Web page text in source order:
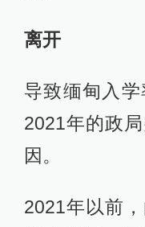
离开
导致缅甸入
2021年的政
因。
2021年以前